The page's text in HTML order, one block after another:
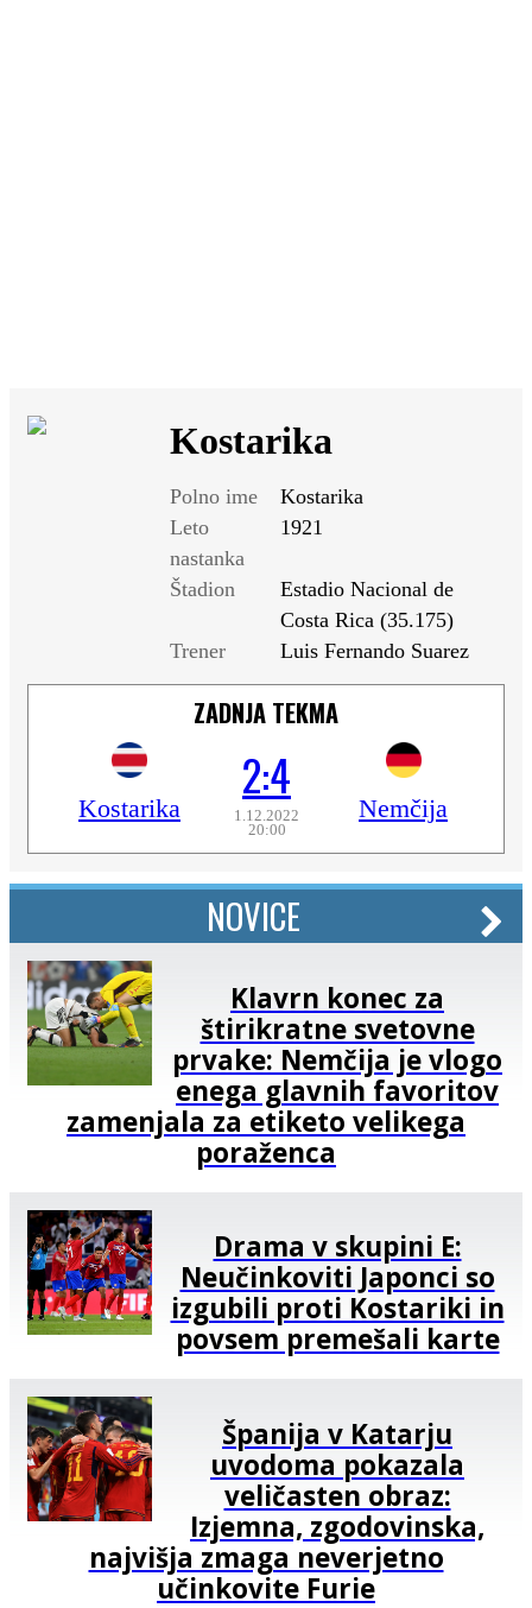
Kostarika
Polno ime
Kostarika
Leto
nastanka
1921
Štadion
Estadio Nacional de
Costa Rica (35.175)
Trener
Luis Fernando Suarez
ZADNJA TEKMA
Kostarika
2:4
1.12.2022
20:00
Nemčija
NOVICE
Klavrn konec za
štirikratne svetovne
prvake: Nemčija je vlogo
enega glavnih favoritov
zamenjala za etiketo velikega
poraženca
Drama v skupini E:
Neučinkoviti Japonci so
izgubili proti Kostariki in
povsem premešali karte
Španija v Katarju
uvodoma pokazala
veličasten obraz:
Izjemna, zgodovinska,
najvišja zmaga neverjetno
učinkovite Furie